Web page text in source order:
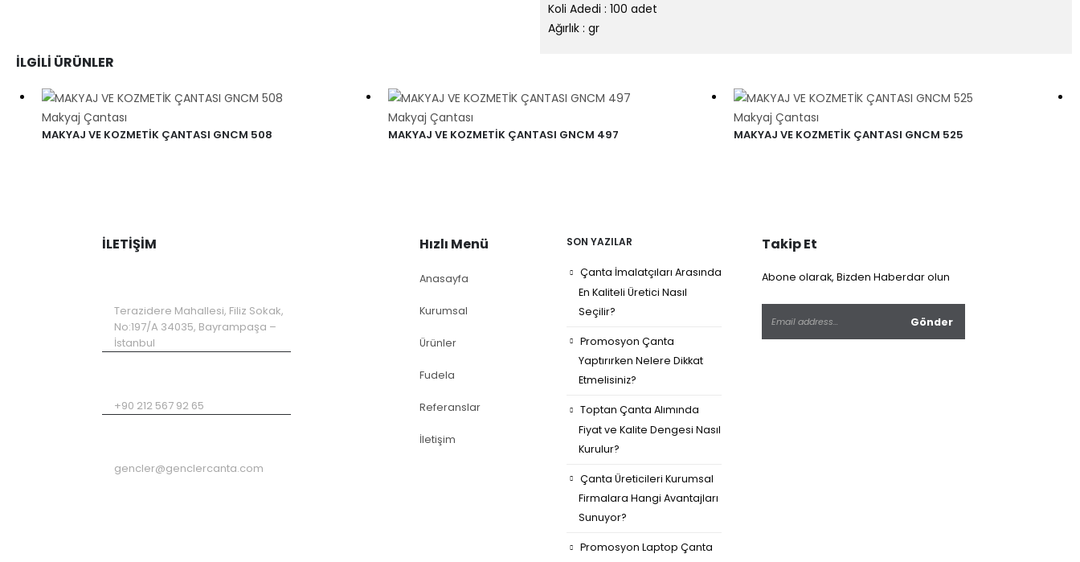
Koli Adedi : 100 adet
Ağırlık : gr
İLGILI ÜRÜNLER
Makyaj Çantası
MAKYAJ VE KOZMETİK ÇANTASI GNCM 508
Makyaj Çantası
MAKYAJ VE KOZMETİK ÇANTASI GNCM 497
Makyaj Çantası
MAKYAJ VE KOZMETİK ÇANTASI GNCM 525
İLETIŞIM
Terazidere Mahallesi, Filiz Sokak,
No:197/A 34035, Bayrampaşa –
İstanbul
+90 212 567 92 65
gencler@genclercanta.com
Hızlı Menü
Anasayfa
Kurumsal
Ürünler
Fudela
Referanslar
İletişim
SON YAZILAR
Çanta İmalatçıları Arasında
En Kaliteli Üretici Nasıl
Seçilir?
Promosyon Çanta
Yaptırırken Nelere Dikkat
Etmelisiniz?
Toptan Çanta Alımında
Fiyat ve Kalite Dengesi Nasıl
Kurulur?
Çanta Üreticileri Kurumsal
Firmalara Hangi Avantajları
Sunuyor?
Promosyon Laptop Çanta
Takip Et
Abone olarak, Bizden Haberdar olun